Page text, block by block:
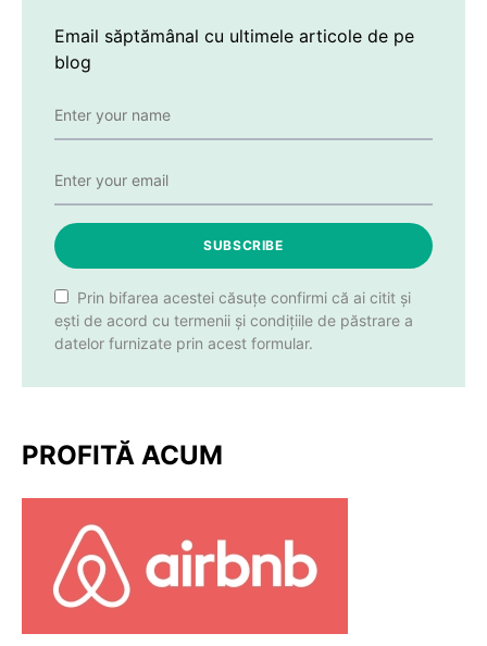
Email săptămânal cu ultimele articole de pe
blog
SUBSCRIBE
Prin bifarea acestei căsuțe confirmi că ai citit și
ești de acord cu termenii și condițiile de păstrare a
datelor furnizate prin acest formular.
PROFITĂ ACUM